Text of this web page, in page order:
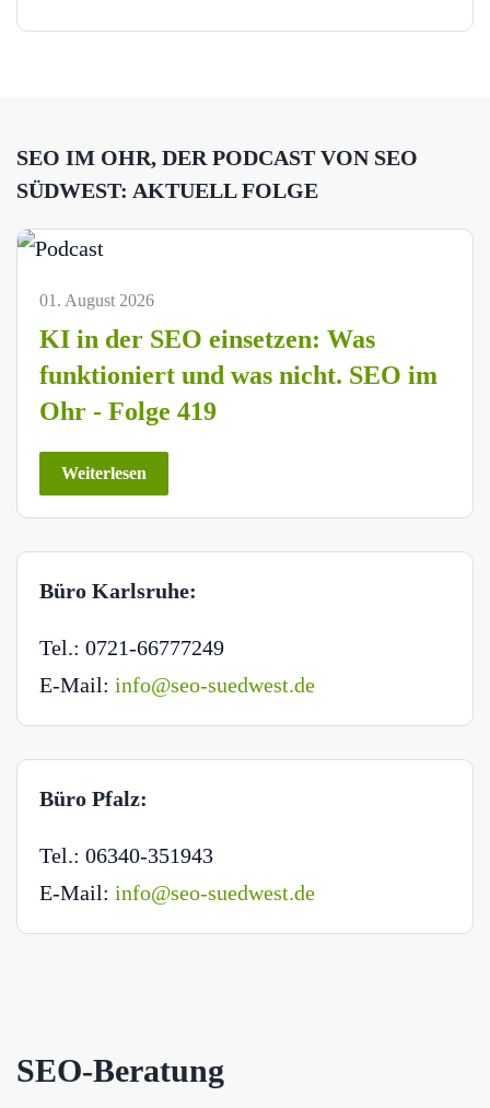
SEO IM OHR, DER PODCAST VON SEO
SÜDWEST: AKTUELL FOLGE
01. August 2026
KI in der SEO einsetzen: Was
funktioniert und was nicht. SEO im
Ohr - Folge 419
Weiterlesen
Büro Karlsruhe:
Tel.: 0721-66777249
E-Mail: info@seo-suedwest.de
Büro Pfalz:
Tel.: 06340-351943
E-Mail: info@seo-suedwest.de
SEO-Beratung